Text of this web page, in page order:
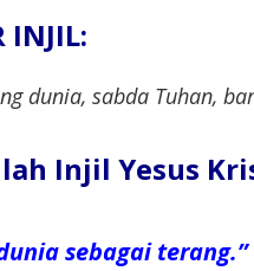
INJIL:
dunia, sabda Tuhan,
Injil Yesus
sebagai terang.”